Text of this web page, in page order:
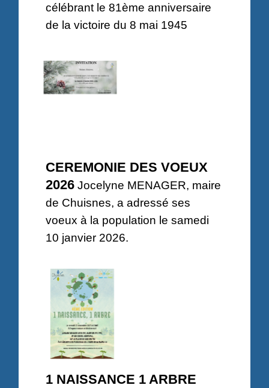
célébrant le 81ème anniversaire
de la victoire du 8 mai 1945
CEREMONIE DES VOEUX
2026 Jocelyne MENAGER, maire
de Chuisnes, a adressé ses
voeux à la population le samedi
10 janvier 2026.
1 NAISSANCE 1 ARBRE